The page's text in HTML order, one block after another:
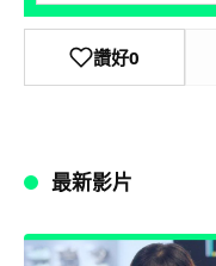
讚好0
最新影片